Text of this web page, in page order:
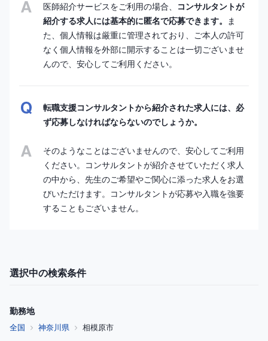
医師紹介サービスをご利用の場合、
コンサルタントが
紹介する求人には基本的に匿名で応募できます。 ま
た、個人情報は厳重に管理されており、ご本人の許可
なく個人情報を外部に開示することは一切ございませ
んので、安心してご利用ください。
転職支援コンサルタントから紹介された求人には、必
ず応募しなければならないのでしょうか。
そのようなことはございませんので、安心してご利用
ください。コンサルタントが紹介させていただく求人
の中から、先生のご希望やご関心に添った求人をお選
びいただけます。コンサルタントが応募や入職を強要
することもございません。
選択中の検索条件
勤務地
全国 神奈川県 相模原市